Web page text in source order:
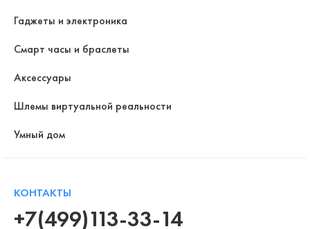
Гаджеты и электроника
Смарт часы и браслеты
Аксессуары
Шлемы виртуальной реальности
Умный дом
КОНТАКТЫ
+7(499)113-33-14